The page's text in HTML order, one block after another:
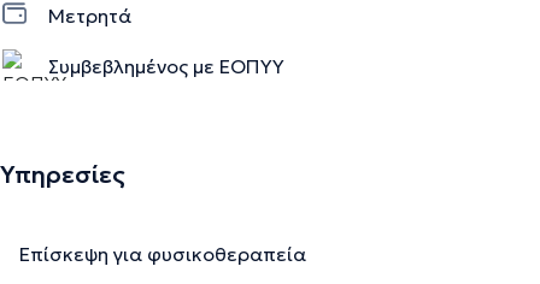
Μετρητά
Συμβεβλημένος με ΕΟΠΥΥ
Υπηρεσίες
Επίσκεψη για φυσικοθεραπεία